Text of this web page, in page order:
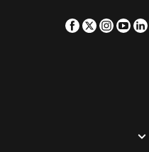
Facebook
Twitter